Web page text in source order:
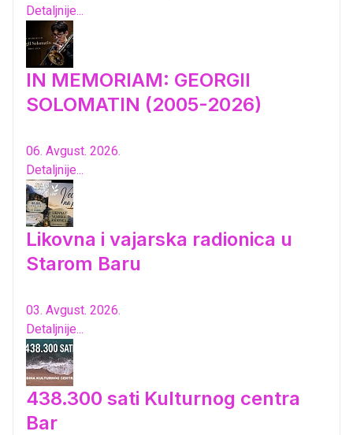
Detaljnije...
IN MEMORIAM: GEORGII
SOLOMATIN (2005-2026)
06. Avgust. 2026.
Detaljnije...
Likovna i vajarska radionica u
Starom Baru
03. Avgust. 2026.
Detaljnije...
438.300 sati Kulturnog centra
Bar